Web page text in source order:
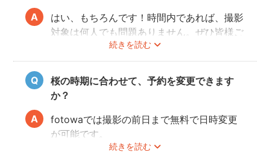
続きを読む
はい、もちろんです！時間内であれば、撮影
対象は何人でも問題ありません。ぜひ皆様ご
一緒に素敵な思い出を残してください。
桜の時期に合わせて、予約を変更できます
か？
続きを読む
fotowaでは撮影の前日まで無料で日時変更
が可能です。
ご予約の変更方法はこちら